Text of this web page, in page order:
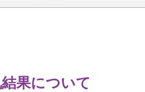
果について